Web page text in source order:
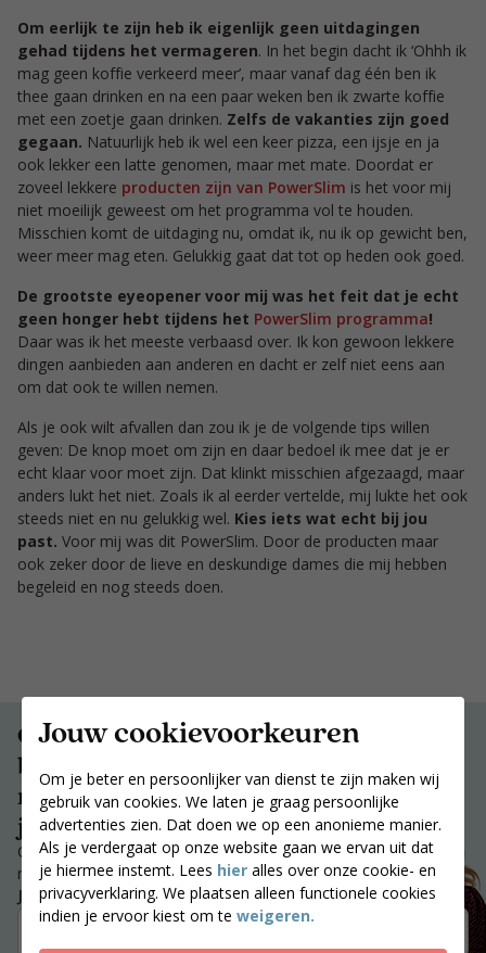
Jouw cookievoorkeuren
Om je beter en persoonlijker van dienst te zijn maken wij
gebruik van cookies. We laten je graag persoonlijke
advertenties zien. Dat doen we op een anonieme manier.
Als je verdergaat op onze website gaan we ervan uit dat
je hiermee instemt. Lees hier alles over onze cookie- en
privacyverklaring. We plaatsen alleen functionele cookies
indien je ervoor kiest om te weigeren.
Om eerlijk te zijn heb ik eigenlijk geen uitdagingen
gehad tijdens het vermageren. In het begin dacht ik ‘Ohhh ik
mag geen koffie verkeerd meer’, maar vanaf dag één ben ik
thee gaan drinken en na een paar weken ben ik zwarte koffie
met een zoetje gaan drinken. Zelfs de vakanties zijn goed
gegaan. Natuurlijk heb ik wel een keer pizza, een ijsje en ja
ook lekker een latte genomen, maar met mate. Doordat er
zoveel lekkere producten zijn van PowerSlim is het voor mij
niet moeilijk geweest om het programma vol te houden.
Misschien komt de uitdaging nu, omdat ik, nu ik op gewicht ben,
weer meer mag eten. Gelukkig gaat dat tot op heden ook goed.
De grootste eyeopener voor mij was het feit dat je echt
geen honger hebt tijdens het PowerSlim programma!
Daar was ik het meeste verbaasd over. Ik kon gewoon lekkere
dingen aanbieden aan anderen en dacht er zelf niet eens aan
om dat ook te willen nemen.
Als je ook wilt afvallen dan zou ik je de volgende tips willen
geven: De knop moet om zijn en daar bedoel ik mee dat je er
echt klaar voor moet zijn. Dat klinkt misschien afgezaagd, maar
anders lukt het niet. Zoals ik al eerder vertelde, mij lukte het ook
steeds niet en nu gelukkig wel. Kies iets wat echt bij jou
past. Voor mij was dit PowerSlim. Door de producten maar
ook zeker door de lieve en deskundige dames die mij hebben
begeleid en nog steeds doen.
Ontvang
begeleiding en
motivatie die bij
jou past.
Ontvang begeleiding en
motivatie die bij jou past.
Jouw postcode